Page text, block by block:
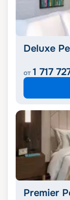
Deluxe
от 1 717
Premier